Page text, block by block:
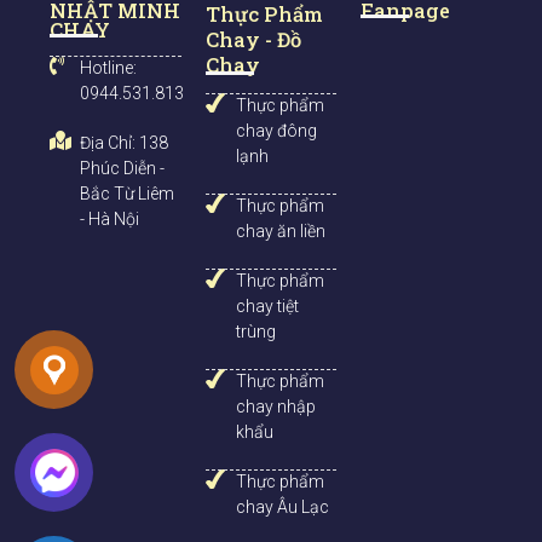
o
NHẬT MINH
CHAY
Hotline:
0944.531.813
Địa Chỉ: 138
Phúc Diễn -
Bắc Từ Liêm
- Hà Nội
Thực Phẩm
Chay - Đồ
Chay
Thực phẩm
chay đông
lạnh
Thực phẩm
chay ăn liền
Thực phẩm
chay tiệt
trùng
Thực phẩm
chay nhập
khẩu
Thực phẩm
chay Âu Lạc
Fanpage